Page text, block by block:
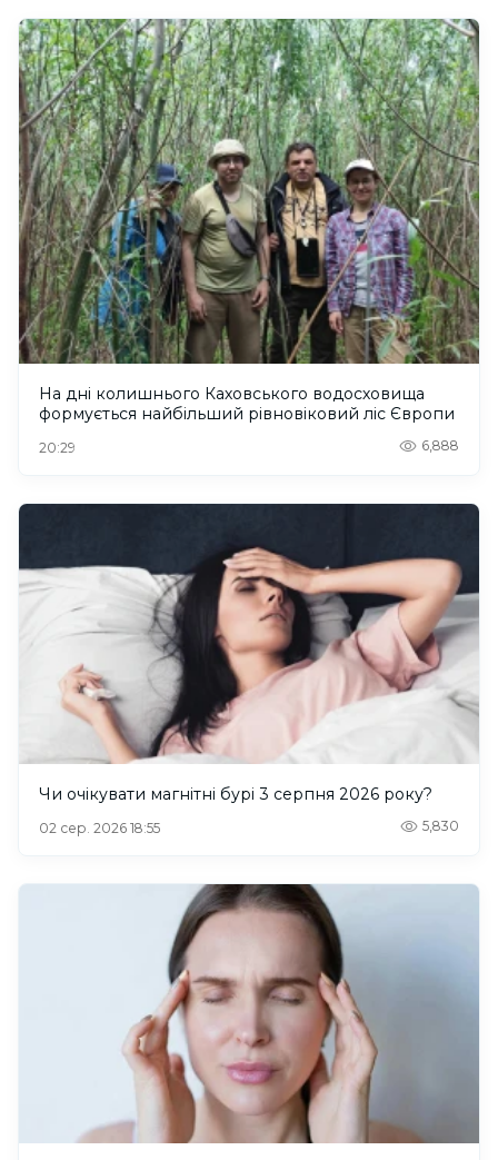
На дні колишнього Каховського водосховища
формується найбільший рівновіковий ліс Європи
20:29 6,888
Чи очікувати магнітні бурі 3 серпня 2026 року?
02 сер. 2026 18:55 5,830